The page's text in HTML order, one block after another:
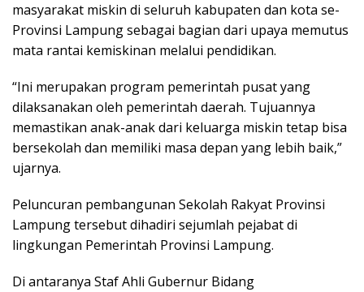
masyarakat miskin di seluruh kabupaten dan kota se-
Provinsi Lampung sebagai bagian dari upaya memutus
mata rantai kemiskinan melalui pendidikan.
“Ini merupakan program pemerintah pusat yang
dilaksanakan oleh pemerintah daerah. Tujuannya
memastikan anak-anak dari keluarga miskin tetap bisa
bersekolah dan memiliki masa depan yang lebih baik,”
ujarnya.
Peluncuran pembangunan Sekolah Rakyat Provinsi
Lampung tersebut dihadiri sejumlah pejabat di
lingkungan Pemerintah Provinsi Lampung.
Di antaranya Staf Ahli Gubernur Bidang